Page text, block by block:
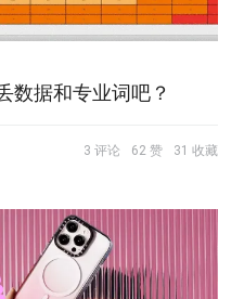
数据和专业词吧？
3 评论 62 赞 31 收藏